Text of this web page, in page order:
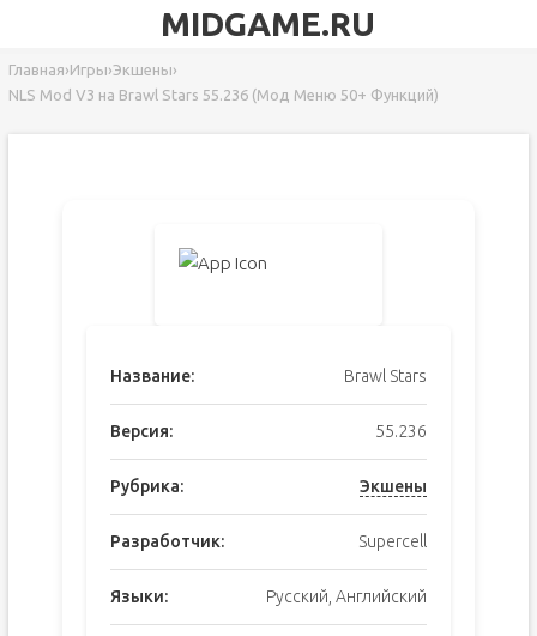
MIDGAME.RU
Главная›Игры›Экшены›
NLS Mod V3 на Brawl Stars 55.236 (Мод Меню 50+ Функций)
Название: Brawl Stars
Версия: 55.236
Рубрика: Экшены
Разработчик: Supercell
Языки: Русский, Английский